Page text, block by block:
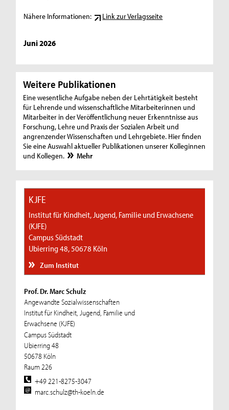
Nähere Informationen: Link zur Verlagsseite
Juni 2026
Weitere Publikationen
Eine wesentliche Aufgabe neben der Lehrtätigkeit besteht
für Lehrende und wissenschaftliche Mitarbeiterinnen und
Mitarbeiter in der Veröffentlichung neuer Erkenntnisse aus
Forschung, Lehre und Praxis der Sozialen Arbeit und
angrenzender Wissenschaften und Lehrgebiete. Hier finden
Sie eine Auswahl aktueller Publikationen unserer Kolleginnen
und Kollegen.
Mehr
KJFE
Institut für Kindheit, Jugend, Familie und Erwachsene
(KJFE)
Campus Südstadt
Ubierring 48, 50678 Köln
Zum Institut
Prof. Dr. Marc Schulz
Angewandte Sozialwissenschaften
Institut für Kindheit, Jugend, Familie und
Erwachsene (KJFE)
Campus Südstadt
Ubierring 48
50678 Köln
Raum 226
+49 221-8275-3047
marc.schulz@th-koeln.de